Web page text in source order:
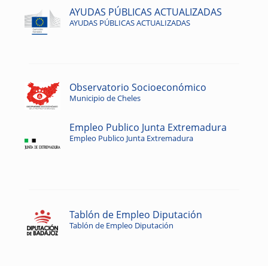
AYUDAS PÚBLICAS ACTUALIZADAS
AYUDAS PÚBLICAS ACTUALIZADAS
Observatorio Socioeconómico
Municipio de Cheles
Empleo Publico Junta Extremadura
Empleo Publico Junta Extremadura
Tablón de Empleo Diputación
Tablón de Empleo Diputación